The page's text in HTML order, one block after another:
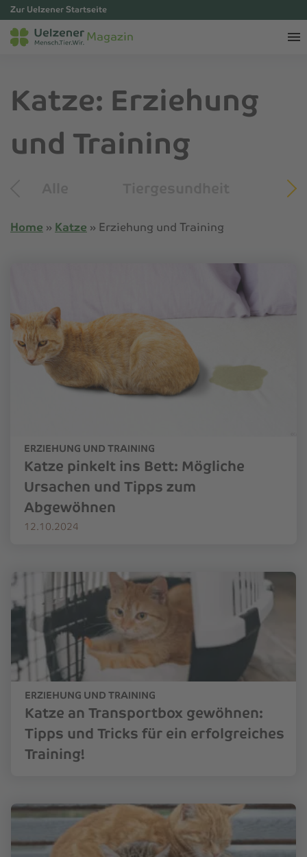
Zur Uelzener Startseite
Magazin
Katze: Erziehung
und Training
Home » Katze » Erziehung und Training
ERZIEHUNG UND TRAINING
Katze pinkelt ins Bett: Mögliche
Ursachen und Tipps zum
Abgewöhnen
12.10.2024
ERZIEHUNG UND TRAINING
Katze an Transportbox gewöhnen:
Tipps und Tricks für ein erfolgreiches
Training!